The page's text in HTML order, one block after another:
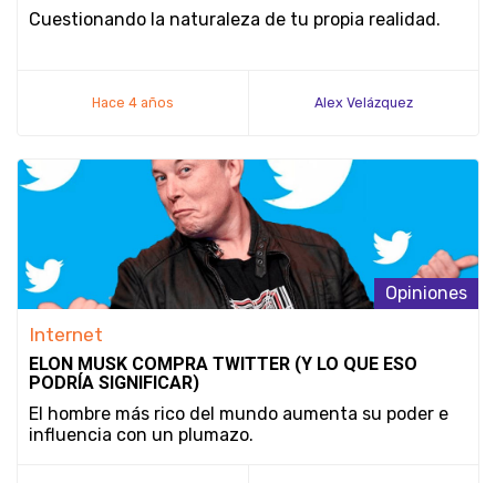
Cuestionando la naturaleza de tu propia realidad.
Hace 4 años Alex Velázquez
Opiniones
Internet
ELON MUSK COMPRA TWITTER (Y LO QUE ESO
PODRÍA SIGNIFICAR)
El hombre más rico del mundo aumenta su poder e
influencia con un plumazo.